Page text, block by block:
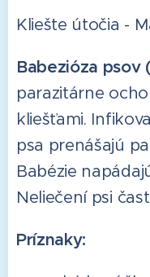
Kliešte útočia -
Babezióza psov
parazitárne
kliešťami.
psa prenášajú
Babézie
Neliečení psi
Príznaky: